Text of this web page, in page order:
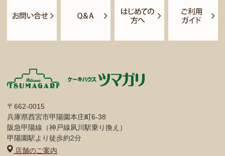
〒662-0015
兵庫県西宮市甲陽園本庄町6-38
阪急甲陽線（神戸線夙川駅乗り換え）
甲陽園駅より徒歩約2分
店舗のご案内